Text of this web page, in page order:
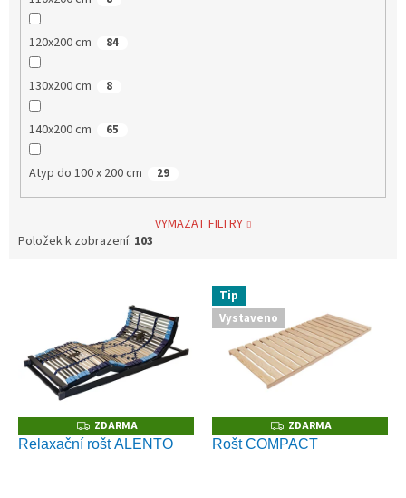
120x200 cm 84
130x200 cm 8
140x200 cm 65
Atyp do 100 x 200 cm 29
VYMAZAT FILTRY
Položek k zobrazení: 103
Z
D
A
ZDARMA
Relaxační rošt ALENTO
Tip
Vystaveno
Z
D
A
ZDARMA
Rošt COMPACT